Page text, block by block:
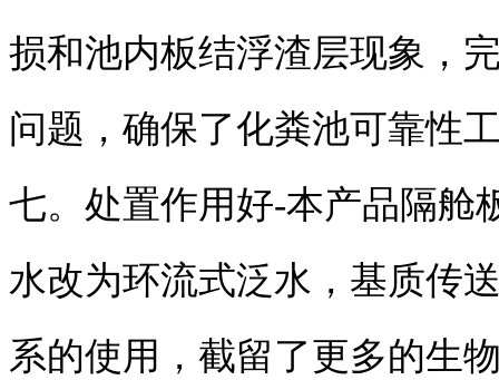
损和池内板结浮渣层现象，
问题，确保了化粪池可靠性
七。处置作用好-本产品隔舱
水改为环流式泛水，基质传
系的使用，截留了更多的生